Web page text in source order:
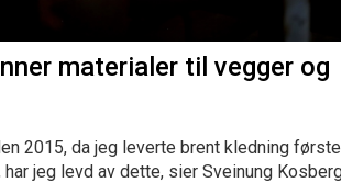
materialer til vegger og
2015, da jeg leverte brent kledning første
har jeg levd av dette, sier Sveinung